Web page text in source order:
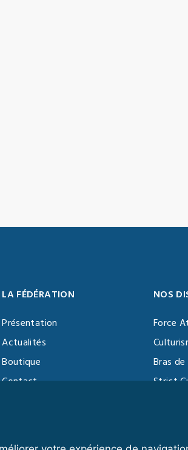
LA FÉDÉRATION
Présentation
Actualités
Boutique
Contact
NOS
Force
Bras
Strict